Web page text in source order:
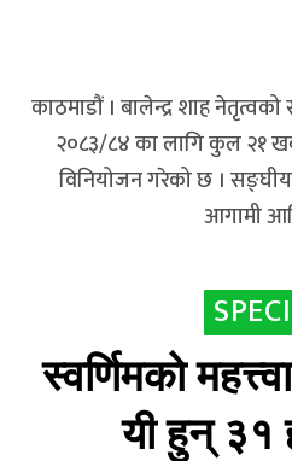
काठमाडौं । बालेन्द्र शाह
२०८३/८४ का लागि कुल २१
विनियोजन गरेको छ ।
आगामी
स्वर्णिमको
यी हुन् ३१